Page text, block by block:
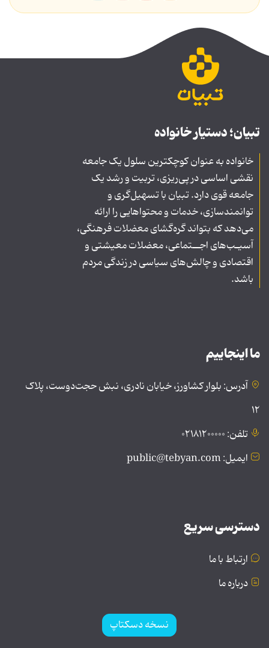
تبیان؛ دستیار خانواده
خانواده به عنوان کوچکترین سلول یک جامعه
نقشی اساسی در پی‌ریزی، تربیت و رشد یک
جامعه قوی دارد. تبیان با تسهیل‌گری و
توانمندسازی، خدمات و محتواهایی را ارائه
می‌دهد که بتواند گره‌گشای معضلات فرهنگی،
آسیـب‌های اجــتماعی، معضلات معیشتی و
اقتصادی و چالش‌های سیاسی در زندگی مردم
باشد.
ما اینجاییم
آدرس: بلوار کشاورز، خیابان نادری، نبش حجت‌دوست، پلاک
۱۲
تلفن: ۰۲۱۸۱۲۰۰۰۰۰
ایمیل: public@tebyan.com
دسترسی سریع
ارتباط با ما
درباره ما
نسخه دسکتاپ